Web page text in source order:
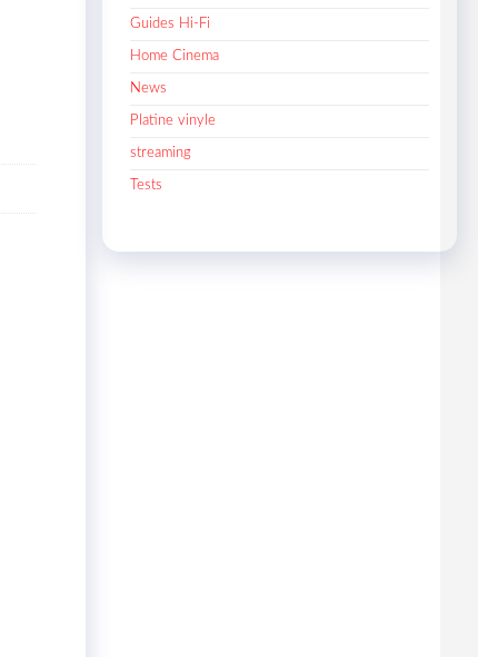
Guides Hi-Fi
Home Cinema
News
Platine vinyle
streaming
Tests